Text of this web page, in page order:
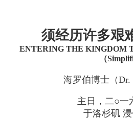
须经历许多艰
ENTERING THE KINGDOM
（
海罗伯博士（Dr.
主日，二○一
于洛杉矶